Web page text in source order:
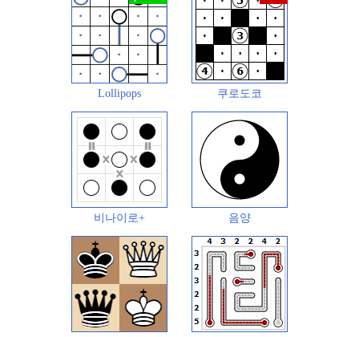
Lollipops 쿠로도코
비나이로+ 음양